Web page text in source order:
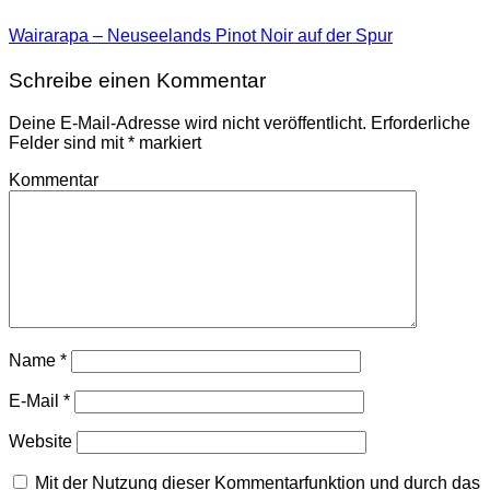
Wairarapa – Neuseelands Pinot Noir auf der Spur
Schreibe einen Kommentar
Deine E-Mail-Adresse wird nicht veröffentlicht. Erforderliche
Felder sind mit* markiert
Kommentar
Name *
E-Mail *
Website
Mit der Nutzung dieser Kommentarfunktion und durch das